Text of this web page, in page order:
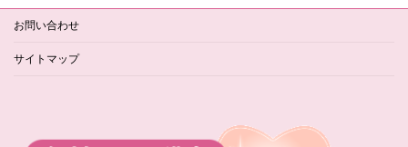
お問い合わせ
サイトマップ